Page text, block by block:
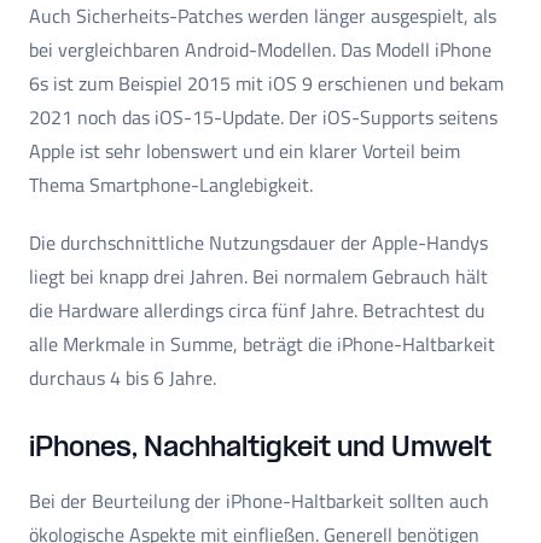
Auch Sicherheits-Patches werden länger ausgespielt, als
bei vergleichbaren Android-Modellen. Das Modell iPhone
6s ist zum Beispiel 2015 mit iOS 9 erschienen und bekam
2021 noch das iOS-15-Update. Der iOS-Supports seitens
Apple ist sehr lobenswert und ein klarer Vorteil beim
Thema Smartphone-Langlebigkeit.
Die durchschnittliche Nutzungsdauer der Apple-Handys
liegt bei knapp drei Jahren. Bei normalem Gebrauch hält
die Hardware allerdings circa fünf Jahre. Betrachtest du
alle Merkmale in Summe, beträgt die iPhone-Haltbarkeit
durchaus 4 bis 6 Jahre.
iPhones, Nachhaltigkeit und Umwelt
Bei der Beurteilung der iPhone-Haltbarkeit sollten auch
ökologische Aspekte mit einfließen. Generell benötigen